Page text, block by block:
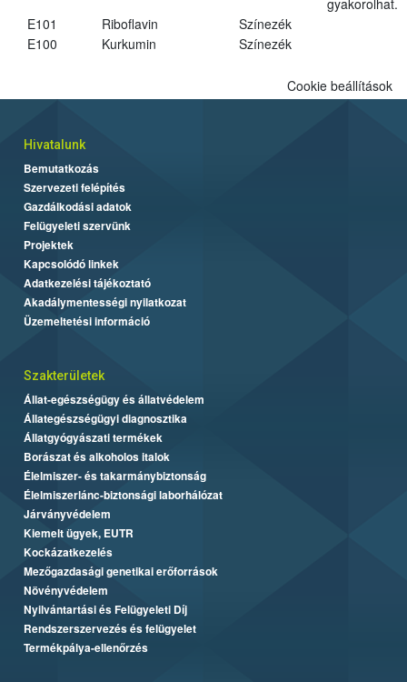
E101
Riboflavin
Színezék
E100
Kurkumin Színezék
Cookie beállítások
Hivatalunk
Bemutatkozás
Szervezeti felépítés
Gazdálkodási adatok
Felügyeleti szervünk
Projektek
Kapcsolódó linkek
Adatkezelési tájékoztató
Akadálymentességi nyilatkozat
Üzemeltetési információ
Szakterületek
Állat-egészségügy és állatvédelem
Állategészségügyi diagnosztika
Állatgyógyászati termékek
Borászat és alkoholos italok
Élelmiszer- és takarmánybiztonság
Élelmiszerlánc-biztonsági laborhálózat
Járványvédelem
Kiemelt ügyek, EUTR
Kockázatkezelés
Mezőgazdasági genetikai erőforrások
Növényvédelem
Nyilvántartási és Felügyeleti Díj
Rendszerszervezés és felügyelet
Termékpálya-ellenőrzés